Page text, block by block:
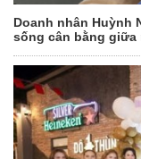
Doanh nhân Huỳnh
sống cân bằng